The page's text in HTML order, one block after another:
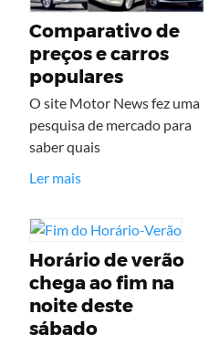
Comparativo de
preços e carros
populares
O site Motor News fez uma
pesquisa de mercado para
saber quais
Ler mais
Horário de verão
chega ao fim na
noite deste
sábado